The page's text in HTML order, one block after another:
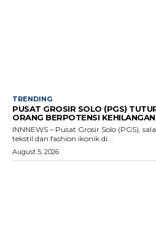
TRENDING
PUSAT GROSIR SOLO (PGS)
ORANG BERPOTENSI
INNNEWS – Pusat Grosir Solo (PGS),
tekstil dan fashion ikonik di...
August 5, 2026